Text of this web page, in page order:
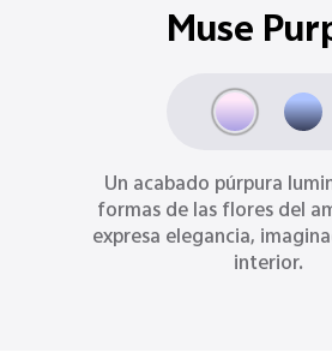
Ocean
Inspirado en los océanos
luna, Ocean Blue expresa
sofisticada de hondura,
poder calmado.